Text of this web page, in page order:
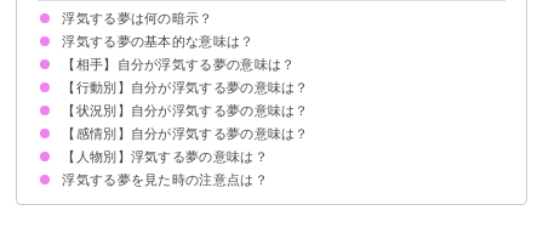
浮気する夢は何の暗示？
浮気する夢の基本的な意味は？
現在の恋愛に満足していない暗示
何回も見る場合は恋愛運の低下
状況によって意味が決まる
【相手】自分が浮気する夢の意味は？
元彼・元カノと浮気する夢【警告夢】
彼氏・彼女の友達と浮気する夢【警告夢】
友達の彼氏・彼女と浮気する夢【警告夢】
芸能人と浮気する夢【警告夢】
友達の嫁・旦那と浮気する夢【警告夢】
上司と浮気する夢【警告夢】
同僚と浮気する夢【吉夢】
知らない人と浮気する夢【警告夢】
【行動別】自分が浮気する夢の意味は？
浮気相手とキスする夢【警告夢】
浮気相手とセックスする夢【警告夢】
浮気しそうになる夢【吉夢】
浮気相手と旅行する夢【警告夢】
浮気して妊娠する夢【吉夢】
浮気相手とハグする夢【警告夢】
【状況別】自分が浮気する夢の意味は？
浮気して別れる夢【警告夢】
浮気してバレる夢【警告夢】
自分が浮気相手だったと判明する夢【警告夢】
浮気して喧嘩する夢【警告夢】
浮気して修羅場になる夢【警告夢】
浮気を疑われる夢【警告夢】
浮気現場が見つかる夢【警告夢】
【感情別】自分が浮気する夢の意味は？
浮気して楽しかった夢【警告夢】
浮気して罪悪感を感じる夢【警告夢】
【人物別】浮気する夢の意味は？
彼氏が浮気する夢【警告夢】
彼女が浮気する夢【予知夢】
旦那が浮気する夢【警告夢】
嫁が浮気する夢【警告夢】
友達が浮気する夢【警告夢】
父親が浮気する夢【警告夢】
母親が浮気する夢【凶夢】
兄弟が浮気する夢【警告夢】
浮気する夢を見た時の注意点は？
十分な休息を取る
対人関係を大事にする